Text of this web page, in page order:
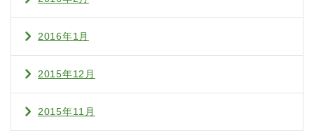
2016年1月
2015年12月
2015年11月